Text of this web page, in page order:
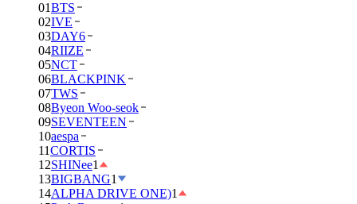
01BTS
02IVE
03DAY6
04RIIZE
05NCT
06BLACKPINK
07TWS
08Byeon Woo-seok
09SEVENTEEN
10aespa
11CORTIS
12SHINee1
13BIGBANG1
14ALPHA DRIVE ONE)1